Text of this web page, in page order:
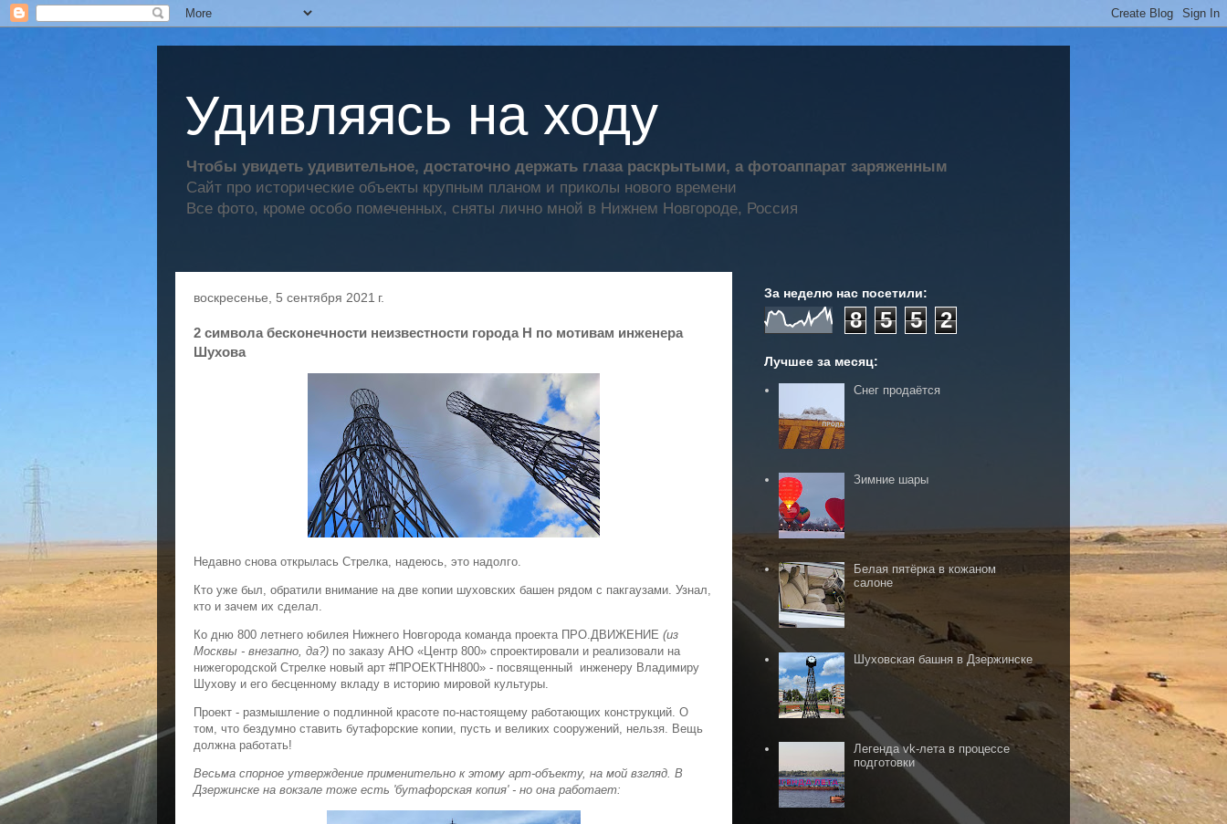
Удивляясь на ходу
Чтобы увидеть удивительное, достаточно держать глаза раскрытыми, а фотоаппарат заряженным
Сайт про исторические объекты крупным планом и приколы нового времени
Все фото, кроме особо помеченных, сняты лично мной в Нижнем Новгороде, Россия
воскресенье, 5 сентября 2021 г.
2 символа бесконечности неизвестности города Н по мотивам инженера
Шухова
Недавно снова открылась Стрелка, надеюсь, это надолго.
Кто уже был, обратили внимание на две копии шуховских башен рядом с пакгаузами. Узнал,
кто и зачем их сделал.
Ко дню 800 летнего юбилея Нижнего Новгорода команда проекта ПРО.ДВИЖЕНИЕ (из
Москвы - внезапно, да?) по заказу АНО «Центр 800» спроектировали и реализовали на
нижегородской Стрелке новый арт #ПРОЕКТНН800» - посвященный инженеру Владимиру
Шухову и его бесценному вкладу в историю мировой культуры.
Проект - размышление о подлинной красоте по-настоящему работающих конструкций. О
том, что бездумно ставить бутафорские копии, пусть и великих сооружений, нельзя. Вещь
должна работать!
Весьма спорное утверждение применительно к этому арт-объекту, на мой взгляд. В
Дзержинске на вокзале тоже есть 'бутафорская копия' - но она работает:
За неделю нас посетили:
8 5 5 2
Лучшее за месяц:
Снег продаётся
Зимние шары
Белая пятёрка в кожаном
салоне
Шуховская башня в Дзержинске
Легенда vk-лета в процессе
подготовки